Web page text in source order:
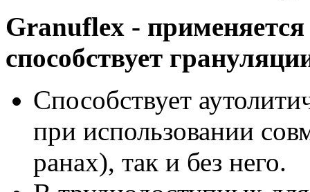
Granuflex -
способствует
Способствует
при использовании
ранах), так и без него.